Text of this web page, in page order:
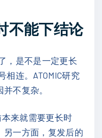
不能下结论
，是不是一定更长
相连。ATOMIC研究
不复杂。
来就需要更长时
另一方面，复发后的